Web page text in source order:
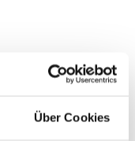
Über Cookies